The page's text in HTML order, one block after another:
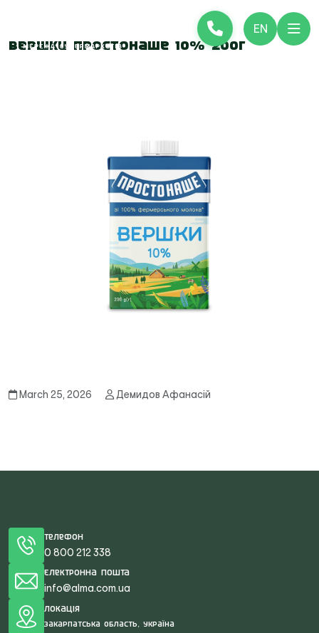
EN
Вершки Простонаше 10% 200г
March 25, 2026 Демидов Афанасій
Телефон
0 800 212 338
Електронна пошта
info@alma.com.ua
Локація
Закарпатська область, Україна